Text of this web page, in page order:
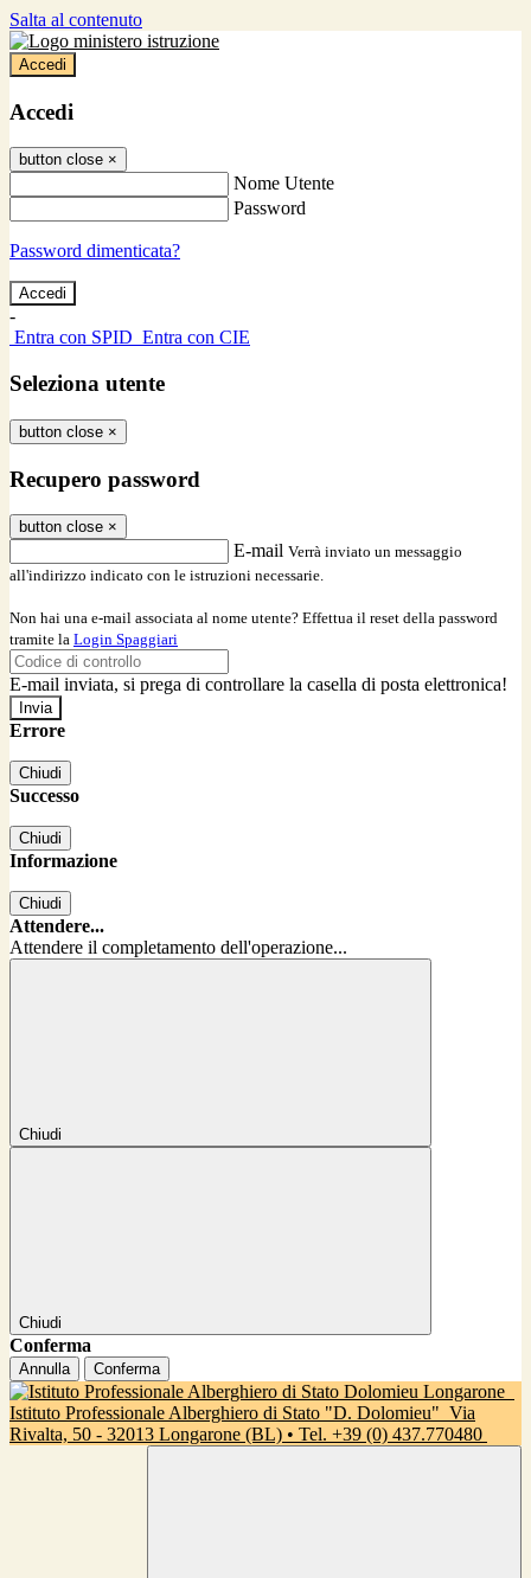
Salta al contenuto
Accedi
Accedi
button close ×
Nome Utente
Password
Password dimenticata?
-
Entra con SPID Entra con CIE
Seleziona utente
button close ×
Recupero password
button close ×
E-mail Verrà inviato un messaggio
all'indirizzo indicato con le istruzioni necessarie.
Non hai una e-mail associata al nome utente? Effettua il reset della password
tramite la Login Spaggiari
E-mail inviata, si prega di controllare la casella di posta elettronica!
Errore
Chiudi
Successo
Chiudi
Informazione
Chiudi
Attendere...
Attendere il completamento dell'operazione...
Chiudi
Chiudi
Conferma
Annulla Conferma
Istituto Professionale Alberghiero di Stato "D. Dolomieu" Via
Rivalta, 50 - 32013 Longarone (BL) • Tel. +39 (0) 437.770480